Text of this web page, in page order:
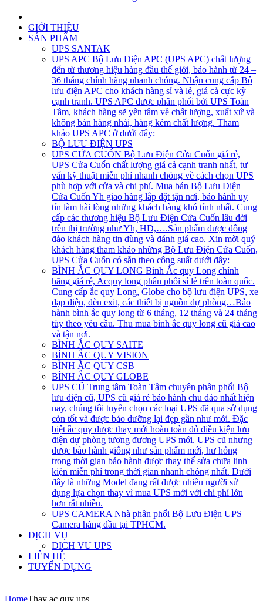
GIỚI THIỆU
SẢN PHẨM
UPS SANTAK
UPS APC Bộ Lưu Điện APC (UPS APC) chất lượng
đến từ thương hiệu hàng đầu thế giới, bảo hành từ 24 –
36 tháng chính hãng nhanh chóng. Nhận cung cấp Bộ
lưu điện APC cho khách hàng sỉ và lẻ, giá cả cực kỳ
cạnh tranh. UPS APC được phân phối bởi UPS Toàn
Tâm, khách hàng sẽ yên tâm về chất lượng, xuất xứ và
không bán hàng nhái, hàng kém chất lượng. Tham
khảo UPS APC ở dưới đây:
BỘ LƯU ĐIỆN UPS
UPS CỬA CUỐN Bộ Lưu Điện Cửa Cuốn giá rẻ,
UPS Cửa Cuốn chất lượng giá cả cạnh tranh nhất, tư
vấn kỹ thuật miễn phí nhanh chóng về cách chọn UPS
phù hợp với cửa và chi phí. Mua bán Bộ Lưu Điện
Cửa Cuốn Yh giao hàng lắp đặt tận nơi, bảo hành uy
tín làm hài lòng những khách hàng khó tính nhất. Cung
cấp các thương hiệu Bộ Lưu Điện Cửa Cuốn lâu đời
trên thị trường như Yh, HD,….Sản phẩm được đông
đảo khách hàng tin dùng và đánh giá cao. Xin mời quý
khách hàng tham khảo những Bộ Lưu Điện Cửa Cuốn,
UPS Cửa Cuốn có sẵn theo công suất dưới đây:
BÌNH ẮC QUY LONG Bình Ắc quy Long chính
hãng giá rẻ, Acquy long phân phối sỉ lẻ trên toàn quốc.
Cung cấp ắc quy Long, Globe cho bộ lưu điện UPS, xe
đạp điện, đèn exit, các thiết bị nguồn dự phòng…Bảo
hành bình ắc quy long từ 6 tháng, 12 tháng và 24 tháng
tùy theo yêu cầu. Thu mua bình ắc quy long cũ giá cao
và tận nơi.
BÌNH ẮC QUY SAITE
BÌNH ẮC QUY VISION
BÌNH ẮC QUY CSB
BÌNH ẮC QUY GLOBE
UPS CŨ Trung tâm Toàn Tâm chuyên phân phối Bộ
lưu điện cũ, UPS cũ giá rẻ bảo hành chu đáo nhất hiện
nay, chúng tôi tuyển chọn các loại UPS đã qua sử dụng
còn tốt và được bảo dưỡng lại đẹp gần như mới. Đặc
biệt ắc quy được thay mới hoàn toàn đủ điều kiện lưu
điện dự phòng tương đương UPS mới. UPS cũ nhưng
được bảo hành giống như sản phẩm mới, hư hỏng
trong thời gian bảo hành được thay thế sửa chữa linh
kiện miễn phí trong thời gian nhanh chóng nhất. Dưới
đây là những Model đang rất được nhiều người sử
dụng lựa chọn thay vì mua UPS mới với chi phí lớn
hơn rất nhiều.
UPS CAMERA Nhà phân phối Bộ Lưu Điện UPS
Camera hàng đầu tại TPHCM.
DỊCH VỤ
DICH VU UPS
LIÊN HỆ
TUYỂN DỤNG
HomeThay ac quy ups